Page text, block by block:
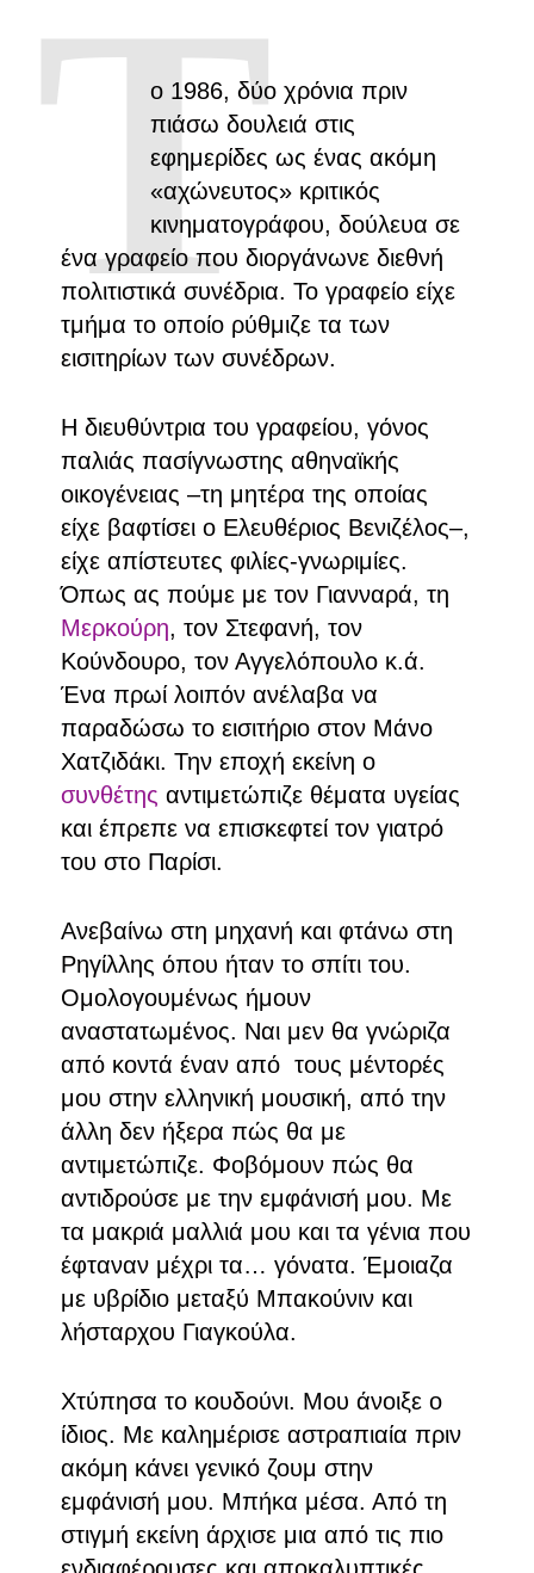
Τ
ο 1986, δύο χρόνια πριν
πιάσω δουλειά στις
εφημερίδες ως ένας ακόμη
«αχώνευτος» κριτικός
κινηματογράφου, δούλευα σε
ένα γραφείο που διοργάνωνε διεθνή
πολιτιστικά συνέδρια. Το γραφείο είχε
τμήμα το οποίο ρύθμιζε τα των
εισιτηρίων των συνέδρων.
Η διευθύντρια του γραφείου, γόνος
παλιάς πασίγνωστης αθηναϊκής
οικογένειας –τη μητέρα της οποίας
είχε βαφτίσει ο Ελευθέριος Βενιζέλος–,
είχε απίστευτες φιλίες-γνωριμίες.
Όπως ας πούμε με τον Γιανναρά, τη
Μερκούρη, τον Στεφανή, τον
Κούνδουρο, τον Αγγελόπουλο κ.ά.
Ένα πρωί λοιπόν ανέλαβα να
παραδώσω το εισιτήριο στον Μάνο
Χατζιδάκι. Την εποχή εκείνη ο
συνθέτης αντιμετώπιζε θέματα υγείας
και έπρεπε να επισκεφτεί τον γιατρό
του στο Παρίσι.
Ανεβαίνω στη μηχανή και φτάνω στη
Ρηγίλλης όπου ήταν το σπίτι του.
Ομολογουμένως ήμουν
αναστατωμένος. Ναι μεν θα γνώριζα
από κοντά έναν από τους μέντορές
μου στην ελληνική μουσική, από την
άλλη δεν ήξερα πώς θα με
αντιμετώπιζε. Φοβόμουν πώς θα
αντιδρούσε με την εμφάνισή μου. Με
τα μακριά μαλλιά μου και τα γένια που
έφταναν μέχρι τα… γόνατα. Έμοιαζα
με υβρίδιο μεταξύ Μπακούνιν και
λήσταρχου Γιαγκούλα.
Χτύπησα το κουδούνι. Μου άνοιξε ο
ίδιος. Με καλημέρισε αστραπιαία πριν
ακόμη κάνει γενικό ζουμ στην
εμφάνισή μου. Μπήκα μέσα. Από τη
στιγμή εκείνη άρχισε μια από τις πιο